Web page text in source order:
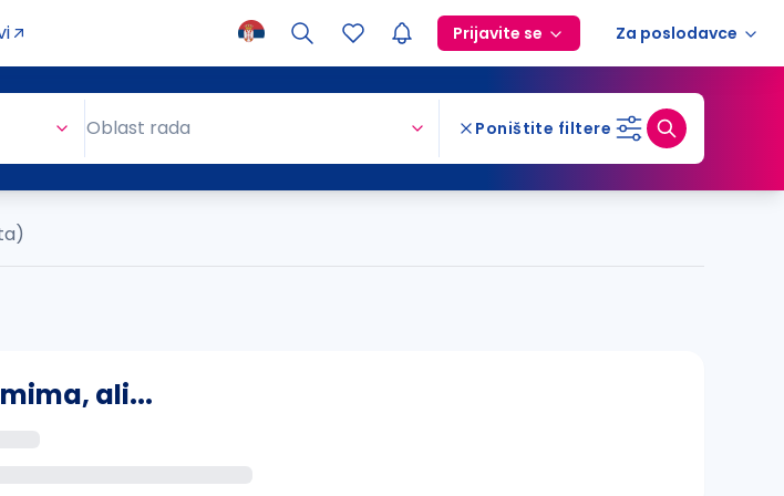
Prijavite se Za poslodavce
Oblast rada Poništite filtere
ali...